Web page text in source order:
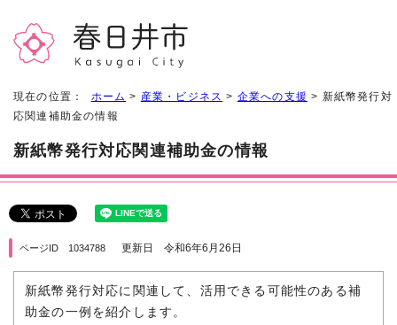
現在の位置： ホーム > 産業・ビジネス > 企業への支援 > 新紙幣発行対
応関連補助金の情報
新紙幣発行対応関連補助金の情報
ページID 1034788 更新日 令和6年6月26日
新紙幣発行対応に関連して、活用できる可能性のある補
助金の一例を紹介します。